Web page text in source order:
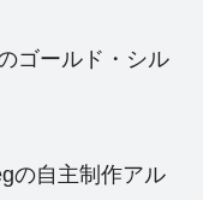
ゴールド・シル
の自主制作アル